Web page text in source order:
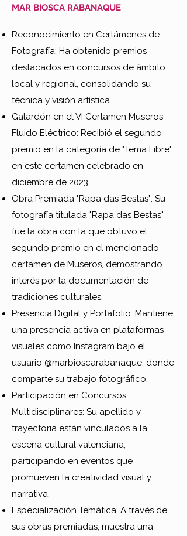
MAR BIOSCA RABANAQUE
Reconocimiento en Certámenes de
Fotografía: Ha obtenido premios
destacados en concursos de ámbito
local y regional, consolidando su
técnica y visión artística.
Galardón en el VI Certamen Museros
Fluido Eléctrico: Recibió el segundo
premio en la categoría de "Tema Libre"
en este certamen celebrado en
diciembre de 2023.
Obra Premiada "Rapa das Bestas": Su
fotografía titulada "Rapa das Bestas"
fue la obra con la que obtuvo el
segundo premio en el mencionado
certamen de Museros, demostrando
interés por la documentación de
tradiciones culturales.
Presencia Digital y Portafolio: Mantiene
una presencia activa en plataformas
visuales como Instagram bajo el
usuario @marbioscarabanaque, donde
comparte su trabajo fotográfico.
Participación en Concursos
Multidisciplinares: Su apellido y
trayectoria están vinculados a la
escena cultural valenciana,
participando en eventos que
promueven la creatividad visual y
narrativa.
Especialización Temática: A través de
sus obras premiadas, muestra una